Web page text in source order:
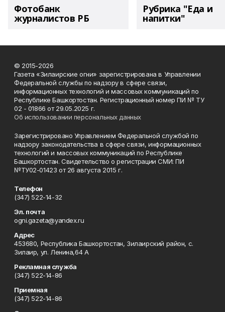
Фотобанк
журналистов РБ
Рубрика "Еда и
напитки"
© 2015-2026
Газета «Зилаирские огни» зарегистрирована в Управлении
Федеральной службы по надзору в сфере связи,
информационных технологий и массовых коммуникаций по
Республике Башкортостан. Регистрационный номер ПИ № ТУ
02 - 01866 от 29.05.2025 г.
Об использовании персональных данных
Зарегистрировано Управлением Федеральной службой по
надзору законодательства в сфере связи, информационных
технологий и массовых коммуникаций по Республике
Башкортостан. Свидетельство о регистрации СМИ: ПИ
№ТУ02-01423 от 26 августа 2015 г.
Телефон
(347) 522-14-32
Эл. почта
ogni.gazeta@yandex.ru
Адрес
453680, Республика Башкортостан, Зилаирский район, с.
Зилаир, ул. Ленина,64 А
Рекламная служба
(347) 522-14-86
Приемная
(347) 522-14-86